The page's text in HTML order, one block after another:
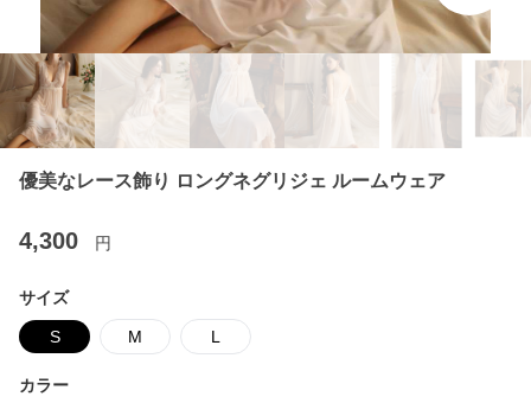
優美なレース飾り ロングネグリジェ ルームウェア
4,300 円
サイズ
S M L
カラー